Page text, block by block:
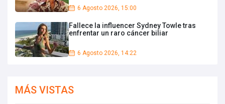
6 Agosto 2026, 15:00
Fallece la influencer Sydney Towle tras
enfrentar un raro cáncer biliar
6 Agosto 2026, 14:22
MÁS VISTAS